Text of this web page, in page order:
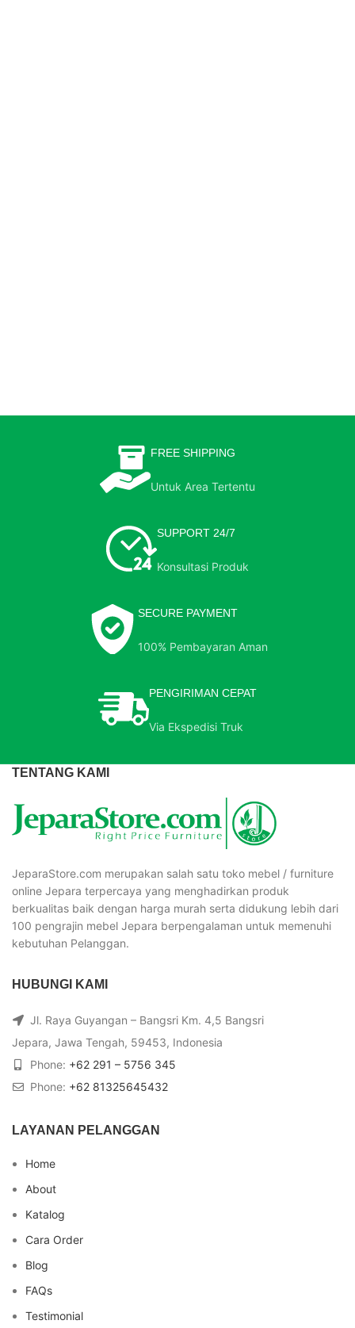
FREE SHIPPING
Untuk Area Tertentu
SUPPORT 24/7
Konsultasi Produk
SECURE PAYMENT
100% Pembayaran Aman
PENGIRIMAN CEPAT
Via Ekspedisi Truk
TENTANG KAMI
JeparaStore.com merupakan salah satu toko mebel / furniture
online Jepara terpercaya yang menghadirkan produk
berkualitas baik dengan harga murah serta didukung lebih dari
100 pengrajin mebel Jepara berpengalaman untuk memenuhi
kebutuhan Pelanggan.
HUBUNGI KAMI
Jl. Raya Guyangan – Bangsri Km. 4,5 Bangsri
Jepara, Jawa Tengah, 59453, Indonesia
Phone: +62 291 – 5756 345
Phone: +62 81325645432
LAYANAN PELANGGAN
Home
About
Katalog
Cara Order
Blog
FAQs
Testimonial